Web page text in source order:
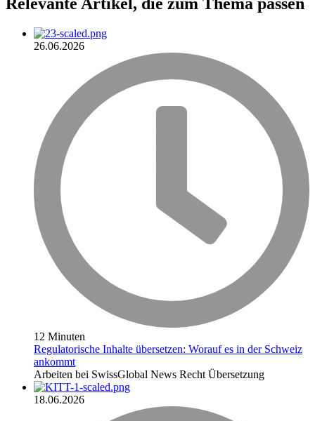
26.06.2026
12 Minuten
Regulatorische Inhalte übersetzen: Worauf es in der Schweiz
ankommt
Arbeiten bei SwissGlobal News Recht Übersetzung
18.06.2026